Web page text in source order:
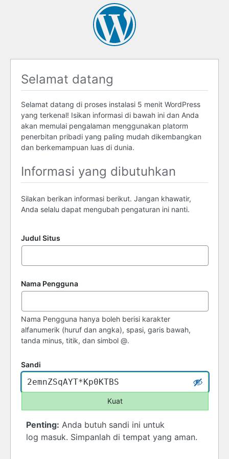
Selamat datang
Selamat datang di proses instalasi 5 menit WordPress
yang terkenal! Isikan informasi di bawah ini dan Anda
akan memulai pengalaman menggunakan platorm
penerbitan pribadi yang paling mudah dikembangkan
dan berkemampuan luas di dunia.
Informasi yang dibutuhkan
Silakan berikan informasi berikut. Jangan khawatir,
Anda selalu dapat mengubah pengaturan ini nanti.
Judul Situs
Nama Pengguna
Nama Pengguna hanya boleh berisi karakter
alfanumerik (huruf dan angka), spasi, garis bawah,
tanda minus, titik, dan simbol @.
Sandi
Kuat
Penting: Anda butuh sandi ini untuk
log masuk. Simpanlah di tempat yang aman.